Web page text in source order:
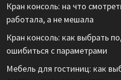
Кран консоль: на что
работала, а не мешала
Кран консоль: как выбрать
ошибиться с параметрами
Мебель для гостиниц: как